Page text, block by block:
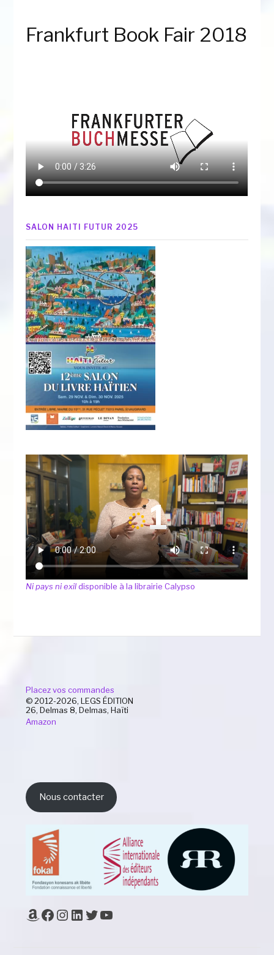
Frankfurt Book Fair 2018
SALON HAITI FUTUR 2025
Ni pays ni exildisponible à la librairie Calypso
Placez vos commandes
© 2012-2026, LEGS ÉDITION
26, Delmas 8, Delmas, Haïti
Amazon
Nous contacter
Amazon
Facebook
Instagram
LinkedIn
Twitter